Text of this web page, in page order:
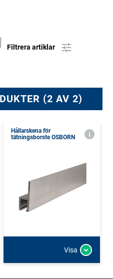
Filtrera artiklar
(2 AV 2)
Hållarskena för
tätningsborste OSBORN
Visa